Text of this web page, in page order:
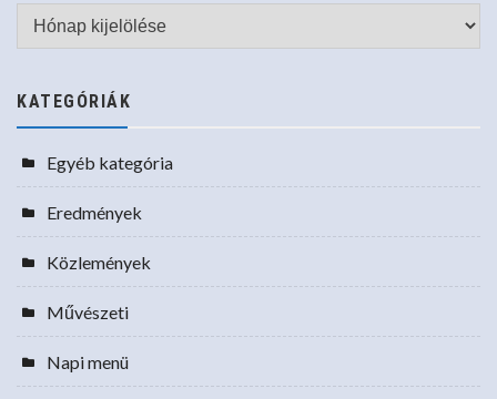
Archívum
KATEGÓRIÁK
Egyéb kategória
Eredmények
Közlemények
Művészeti
Napi menü